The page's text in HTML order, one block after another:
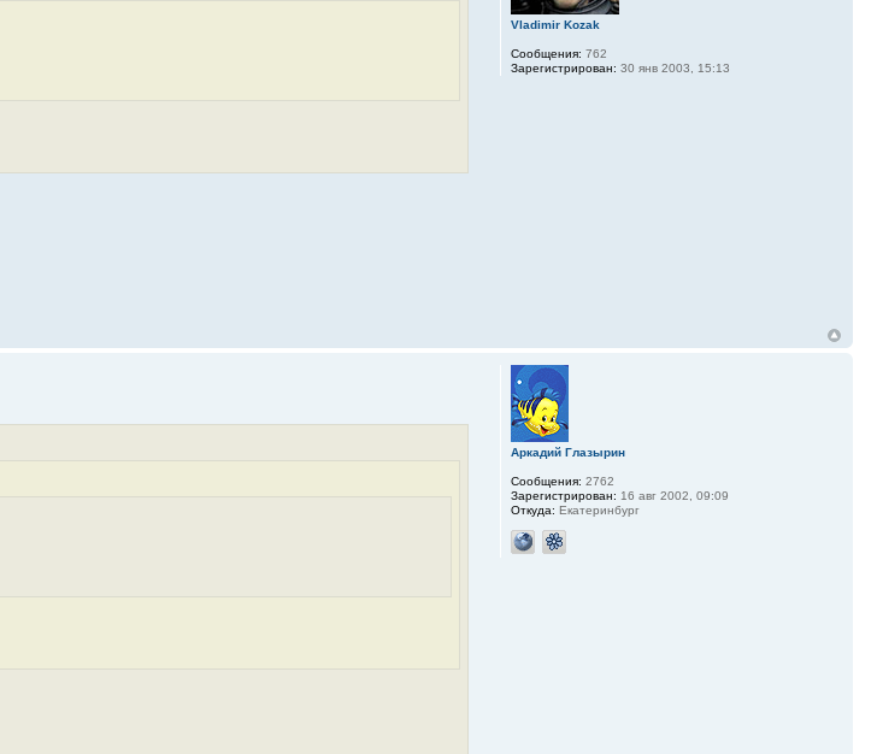
Vladimir Kozak
Сообщения: 762
Зарегистрирован: 30 янв 2003, 15:13
Аркадий Глазырин
Сообщения: 2762
Зарегистрирован: 16 авг 2002, 09:09
Откуда: Екатеринбург